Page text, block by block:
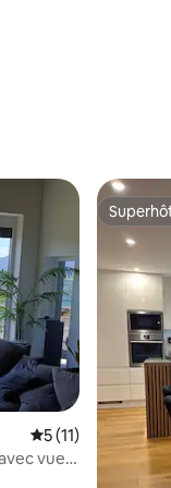
appréciés
Évaluation
5 (11)
vue